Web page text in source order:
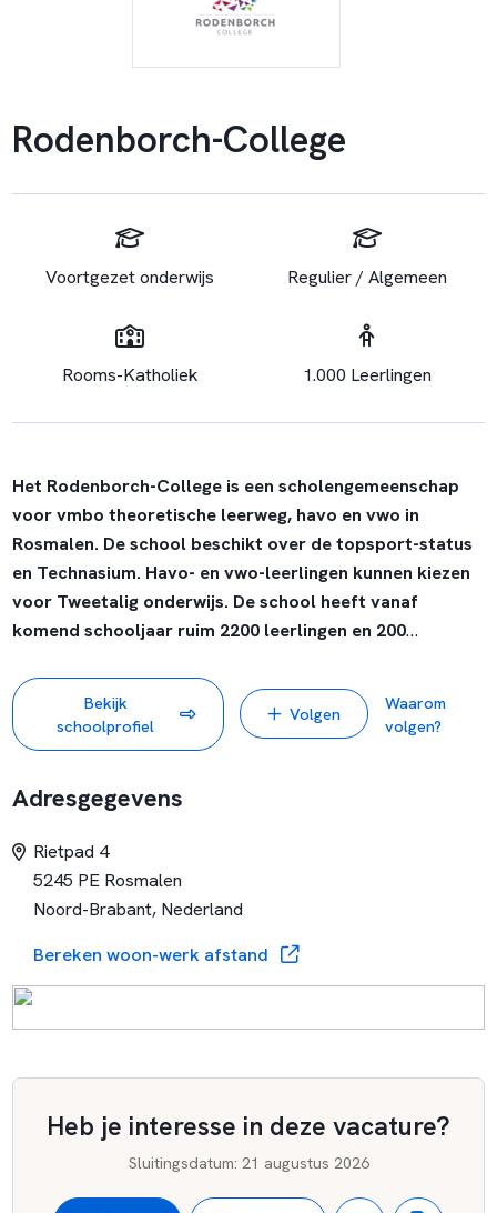
Rodenborch-College
Voortgezet onderwijs Regulier / Algemeen
Rooms-Katholiek 1.000 Leerlingen
Het Rodenborch-College is een scholengemeenschap
voor vmbo theoretische leerweg, havo en vwo in
Rosmalen. De school beschikt over de topsport-status
en Technasium. Havo- en vwo-leerlingen kunnen kiezen
voor Tweetalig onderwijs. De school heeft vanaf
komend schooljaar ruim 2200 leerlingen en 200
een mooi nieuw gebouw in Rosmalen.
Bekijk
schoolprofiel
Volgen
Waarom
volgen?
Adresgegevens
Rietpad 4
5245 PE Rosmalen
Noord-Brabant, Nederland
Bereken woon-werk afstand
Heb je interesse in deze vacature?
Sluitingsdatum: 21 augustus 2026